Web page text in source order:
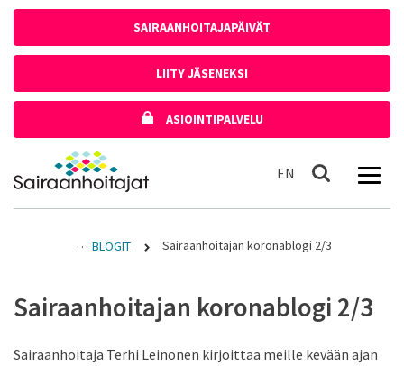
SAIRAANHOITAJAPÄIVÄT
LIITY JÄSENEKSI
ASIOINTIPALVELU
Etusivulle
EN In English
Haku
BLOGIT Sairaanhoitajan koronablogi 2/3
Sairaanhoitajan koronablogi 2/3
Sairaanhoitaja Terhi Leinonen kirjoittaa meille kevään ajan